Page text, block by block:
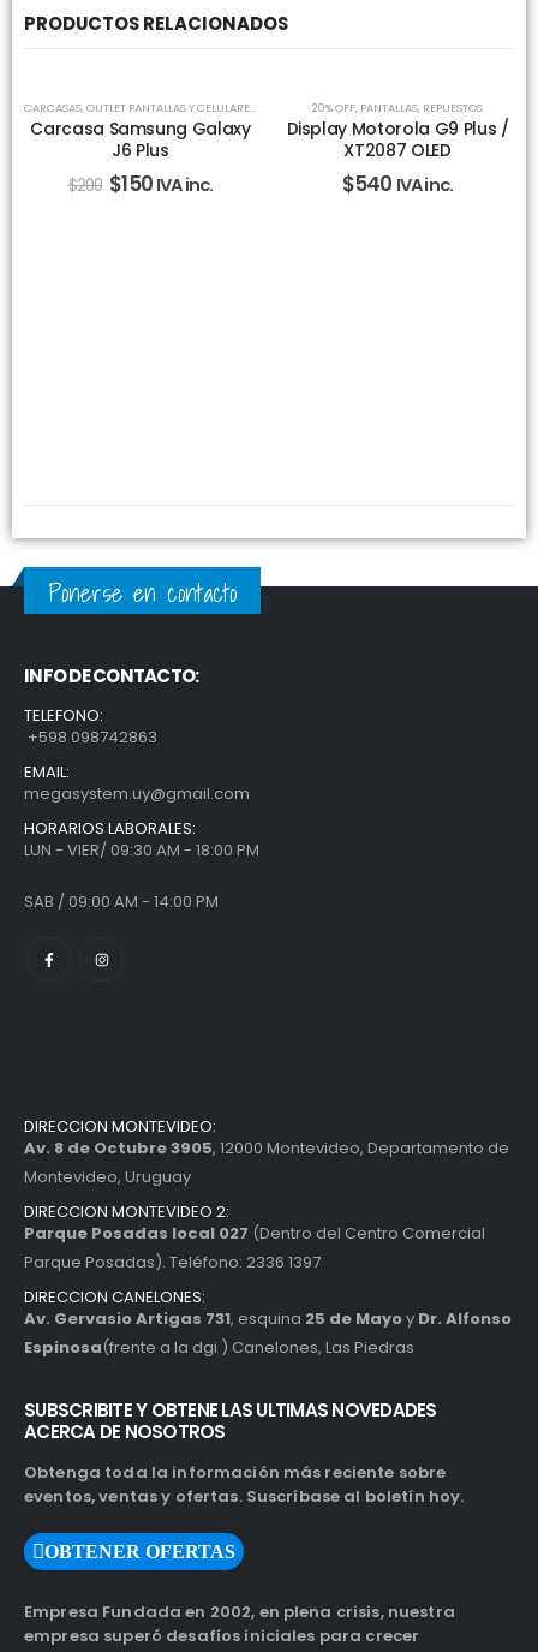
PRODUCTOS RELACIONADOS
CARCASAS,OUTLET PANTALLAS Y CELULARES REPUESTOS
Carcasa Samsung Galaxy
J6 Plus
$200 $150 IVA inc.
20% OFF, PANTALLAS, REPUESTOS
Display Motorola G9 Plus /
XT2087 OLED
$540 IVA inc.
Ponerse en contacto
INFO DE CONTACTO:
TELEFONO:
+598 098742863
EMAIL:
megasystem.uy@gmail.com
HORARIOS LABORALES:
LUN - VIER/ 09:30 AM - 18:00 PM
SAB / 09:00 AM - 14:00 PM
DIRECCION MONTEVIDEO:
Av. 8 de Octubre 3905, 12000 Montevideo, Departamento de
Montevideo, Uruguay
DIRECCION MONTEVIDEO 2:
Parque Posadas local 027 (Dentro del Centro Comercial
Parque Posadas). Teléfono: 2336 1397
DIRECCION CANELONES:
Av. Gervasio Artigas 731, esquina 25 de Mayoy Dr. Alfonso
Espinosa(frente a la dgi ) Canelones, Las Piedras
SUBSCRIBITE Y OBTENE LAS ULTIMAS NOVEDADES
ACERCA DE NOSOTROS
Obtenga toda la información más reciente sobre
eventos, ventas y ofertas. Suscríbase al boletín hoy.
OBTENER OFERTAS
Empresa Fundada en 2002, en plena crisis, nuestra
empresa superó desafíos iniciales para crecer